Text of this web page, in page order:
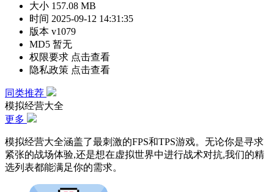
大小 157.08 MB
时间 2025-09-12 14:31:35
版本 v1079
MD5 暂无
权限要求 点击查看
隐私政策 点击查看
同类推荐
模拟经营大全
更多
模拟经营大全涵盖了最刺激的FPS和TPS游戏。无论你是寻求
紧张的战场体验,还是想在虚拟世界中进行战术对抗,我们的精
选列表都能满足你的需求。